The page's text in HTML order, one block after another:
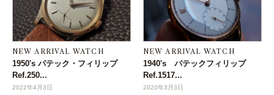
NEW ARRIVAL WATCH
1950's パテック・フィリップ
Ref.250...
2022年4月3日
NEW ARRIVAL WATCH
1940's パテックフィリップ
Ref.1517...
2020年3月3日